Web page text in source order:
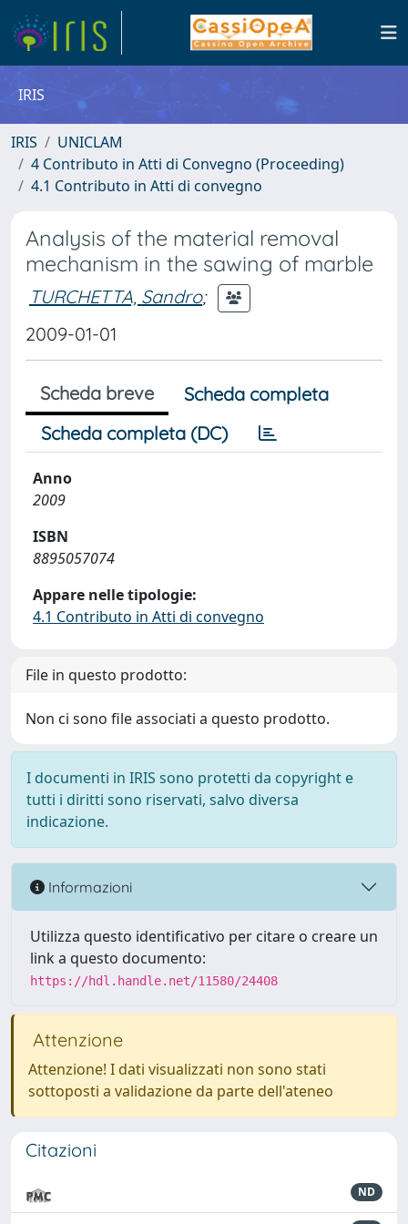
IRIS
IRIS
UNICLAM
4 Contributo in Atti di Convegno (Proceeding)
4.1 Contributo in Atti di convegno
Analysis of the material removal
mechanism in the sawing of marble
TURCHETTA, Sandro;
2009-01-01
Scheda breve
Scheda completa
Scheda completa (DC)
Anno
2009
ISBN
8895057074
Appare nelle tipologie:
4.1 Contributo in Atti di convegno
File in questo prodotto:
Non ci sono file associati a questo prodotto.
I documenti in IRIS sono protetti da copyright e
tutti i diritti sono riservati, salvo diversa
indicazione.
Informazioni
Utilizza questo identificativo per citare o creare un
link a questo documento:
https://hdl.handle.net/11580/24408
Attenzione
Attenzione! I dati visualizzati non sono stati
sottoposti a validazione da parte dell'ateneo
Citazioni
ND